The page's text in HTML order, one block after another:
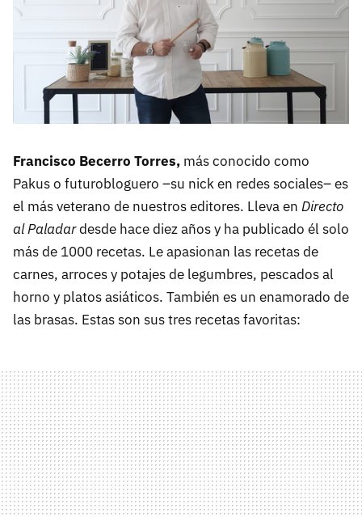
Francisco Becerro Torres, más conocido como
Pakus o futurobloguero –su nick en redes sociales– es
el más veterano de nuestros editores. Lleva en Directo
al Paladardesde hace diez años y ha publicado él solo
más de 1000 recetas. Le apasionan las recetas de
carnes, arroces y potajes de legumbres, pescados al
horno y platos asiáticos. También es un enamorado de
las brasas. Estas son sus tres recetas favoritas: